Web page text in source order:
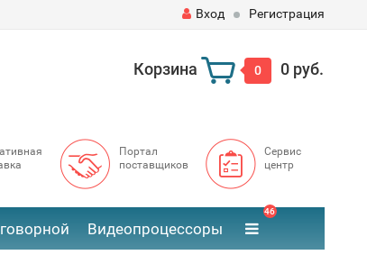
Вход Регистрация
Корзина 0 0 руб.
Портал
поставщиков
Сервис
центр
Видеопроцессоры
46